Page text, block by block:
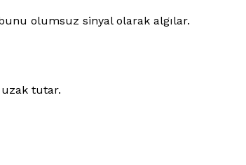
olumsuz sinyal olarak algılar.
uzak tutar.